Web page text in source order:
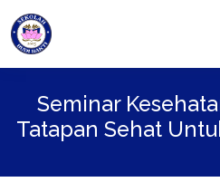
Seminar
Tatapan Sehat